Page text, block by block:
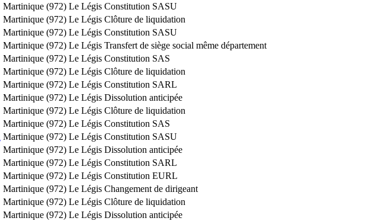
Martinique (972) Le Légis Constitution SASU
Martinique (972) Le Légis Clôture de liquidation
Martinique (972) Le Légis Constitution SASU
Martinique (972) Le Légis Transfert de siège social même département
Martinique (972) Le Légis Constitution SAS
Martinique (972) Le Légis Clôture de liquidation
Martinique (972) Le Légis Constitution SARL
Martinique (972) Le Légis Dissolution anticipée
Martinique (972) Le Légis Clôture de liquidation
Martinique (972) Le Légis Constitution SAS
Martinique (972) Le Légis Constitution SASU
Martinique (972) Le Légis Dissolution anticipée
Martinique (972) Le Légis Constitution SARL
Martinique (972) Le Légis Constitution EURL
Martinique (972) Le Légis Changement de dirigeant
Martinique (972) Le Légis Clôture de liquidation
Martinique (972) Le Légis Dissolution anticipée